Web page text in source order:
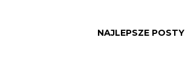
NAJLEPSZE POSTY